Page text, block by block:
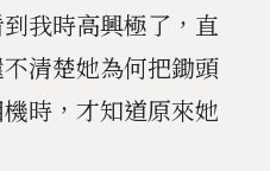
我時高興極了，直
清楚她為何把鋤頭
時，才知道原來她